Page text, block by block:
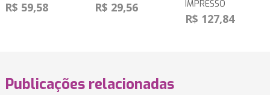
R$ 59,58 R$ 29,56 IMPRESSO
R$ 127,84
Publicações relacionadas